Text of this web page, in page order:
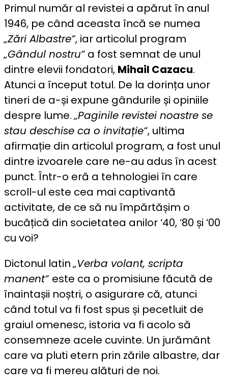
Primul număr al revistei a apărut în anul
1946, pe când aceasta încă se numea
„Zări Albastre“, iar articolul program
„Gândul nostru“ a fost semnat de unul
dintre elevii fondatori, Mihail Cazacu.
Atunci a început totul. De la dorința unor
tineri de a-și expune gândurile și opiniile
despre lume.„Paginile revistei noastre se
stau deschise ca o invitație“, ultima
afirmație din articolul program, a fost unul
dintre izvoarele care ne-au adus în acest
punct. Într-o eră a tehnologiei în care
scroll-ul este cea mai captivantă
activitate, de ce să nu împărtășim o
bucățică din societatea anilor ‘40, ‘80 și ‘00
cu voi?
Dictonul latin„Verba volant, scripta
manent“ este ca o promisiune făcută de
înaintașii noștri, o asigurare că, atunci
când totul va fi fost spus și pecetluit de
graiul omenesc, istoria va fi acolo să
consemneze acele cuvinte. Un jurământ
care va pluti etern prin zările albastre, dar
care va fi mereu alături de noi.